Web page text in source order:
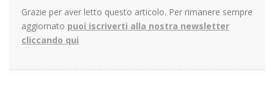
Grazie per aver letto questo articolo. Per rimanere sempre
aggiornato puoi iscriverti alla nostra newsletter
cliccando qui